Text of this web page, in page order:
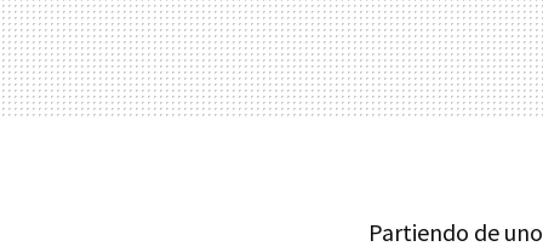
Partiendo de